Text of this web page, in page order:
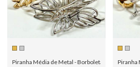
Piranha Média de Metal - Borboleta Linhas -Piranha